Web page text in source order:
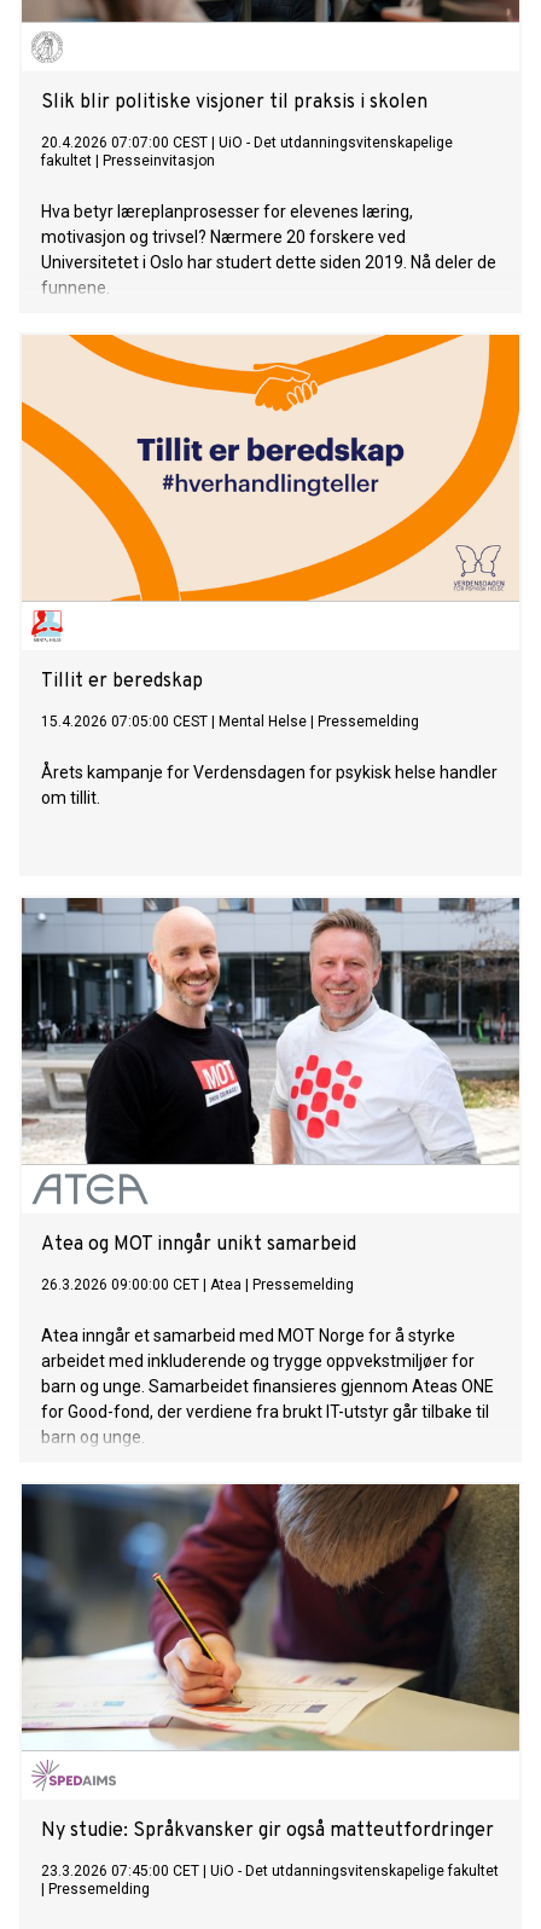
Slik blir politiske visjoner til praksis i skolen
20.4.2026 07:07:00 CEST
UiO - Det utdanningsvitenskapelige
fakultet
Presseinvitasjon
Hva betyr læreplanprosesser for elevenes læring,
motivasjon og trivsel? Nærmere 20 forskere ved
Universitetet i Oslo har studert dette siden 2019. Nå deler de
funnene.
Tillit er beredskap
15.4.2026 07:05:00 CEST Mental Helse Pressemelding
Årets kampanje for Verdensdagen for psykisk helse handler
om tillit.
Atea og MOT inngår unikt samarbeid
26.3.2026 09:00:00 CET Atea Pressemelding
Atea inngår et samarbeid med MOT Norge for å styrke
arbeidet med inkluderende og trygge oppvekstmiljøer for
barn og unge. Samarbeidet finansieres gjennom Ateas ONE
for Good-fond, der verdiene fra brukt IT-utstyr går tilbake til
barn og unge.
Ny studie: Språkvansker gir også matteutfordringer
23.3.2026 07:45:00 CET
UiO - Det utdanningsvitenskapelige fakultet
Pressemelding